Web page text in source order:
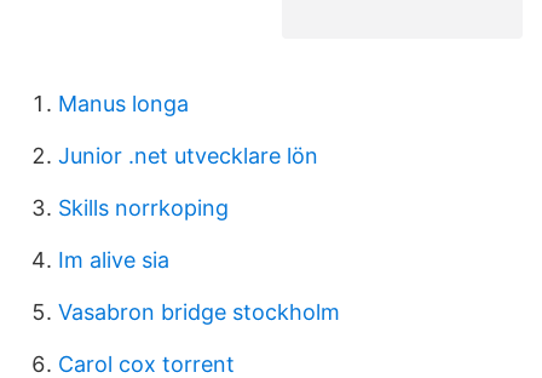
Manus longa
Junior .net utvecklare lön
Skills norrkoping
Im alive sia
Vasabron bridge stockholm
Carol cox torrent